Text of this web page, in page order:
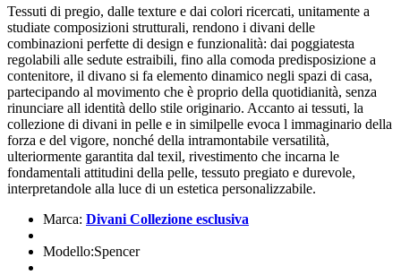
Tessuti di pregio, dalle texture e dai colori ricercati, unitamente a
studiate composizioni strutturali, rendono i divani delle
combinazioni perfette di design e funzionalità: dai poggiatesta
regolabili alle sedute estraibili, fino alla comoda predisposizione a
contenitore, il divano si fa elemento dinamico negli spazi di casa,
partecipando al movimento che è proprio della quotidianità, senza
rinunciare all identità dello stile originario. Accanto ai tessuti, la
collezione di divani in pelle e in similpelle evoca l immaginario della
forza e del vigore, nonché della intramontabile versatilità,
ulteriormente garantita dal texil, rivestimento che incarna le
fondamentali attitudini della pelle, tessuto pregiato e durevole,
interpretandole alla luce di un estetica personalizzabile.
Marca: Divani Collezione esclusiva
Modello:Spencer